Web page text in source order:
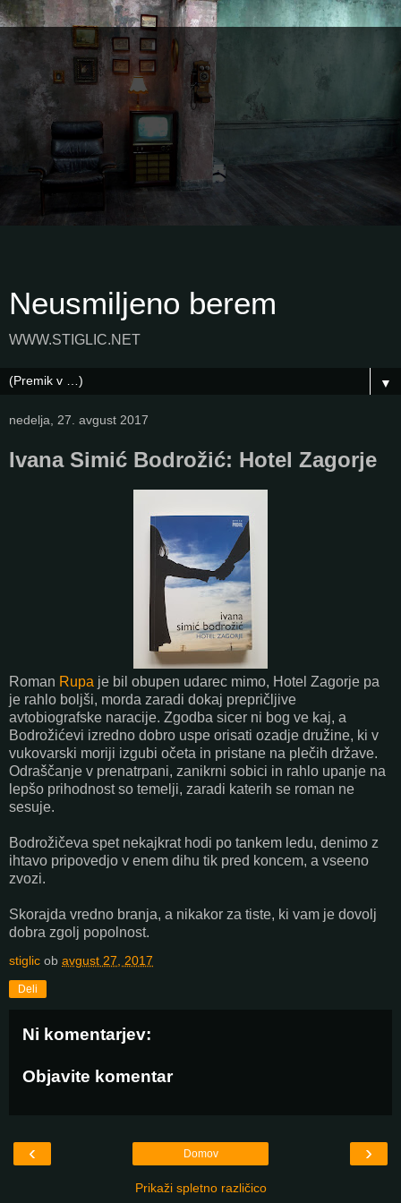
Neusmiljeno berem
WWW.STIGLIC.NET
▼
nedelja, 27. avgust 2017
Ivana Simić Bodrožić: Hotel Zagorje
Roman Rupa je bil obupen udarec mimo, Hotel Zagorje pa
je rahlo boljši, morda zaradi dokaj prepričljive
avtobiografske naracije. Zgodba sicer ni bog ve kaj, a
Bodrožićevi izredno dobro uspe orisati ozadje družine, ki v
vukovarski moriji izgubi očeta in pristane na plečih države.
Odraščanje v prenatrpani, zanikrni sobici in rahlo upanje na
lepšo prihodnost so temelji, zaradi katerih se roman ne
sesuje.
Bodrožičeva spet nekajkrat hodi po tankem ledu, denimo z
ihtavo pripovedjo v enem dihu tik pred koncem, a vseeno
zvozi.
Skorajda vredno branja, a nikakor za tiste, ki vam je dovolj
dobra zgolj popolnost.
stiglic ob avgust 27, 2017
Deli
Ni komentarjev:
Objavite komentar
‹ ›
Domov
Prikaži spletno različico